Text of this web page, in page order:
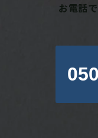
お電話